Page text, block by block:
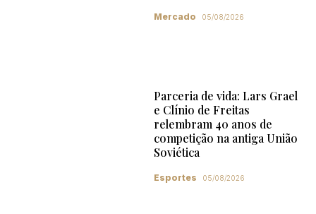
Mercado 05/08/2026
Parceria de vida: Lars Grael
e Clínio de Freitas
relembram 40 anos de
competição na antiga União
Soviética
Esportes 05/08/2026